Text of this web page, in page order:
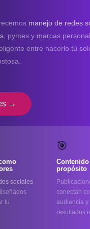
manejo de redes
, pymes y marcas
entre hacerlo tú
→
sociales
tu
🎯
propósito
conectan
audiencia y
resultados